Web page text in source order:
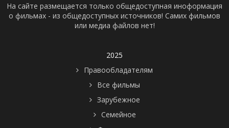
На сайте размещается только общедоступная иноформация
о фильмах - из общедоступных источников! Самих фильмов
или медиа файлов нет!
2025
Правообладателям
Все фильмы
Зарубежное
Семейное